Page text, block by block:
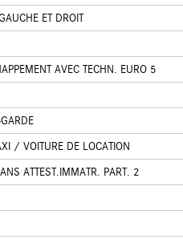
ET DROIT
AVEC TECHN. EURO 5
/ VOITURE DE LOCATION
ATTEST.IMMATR. PART. 2